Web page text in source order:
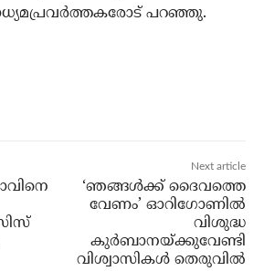
പറഞ്ഞു.
Next article
‘ഞങ്ങള്‍ക്ക് ദൈവത്തെ
വേണം’ ഓറിഗോണില്‍
വിശുദ്ധ
കുര്‍ബാനയ്ക്കുവേണ്ടി
വിശ്വാസികള്‍ തെരുവില്‍